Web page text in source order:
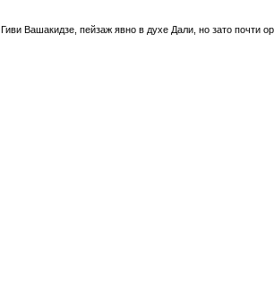
Гиви Вашакидзе, пейзаж явно в духе Дали, но зато почти